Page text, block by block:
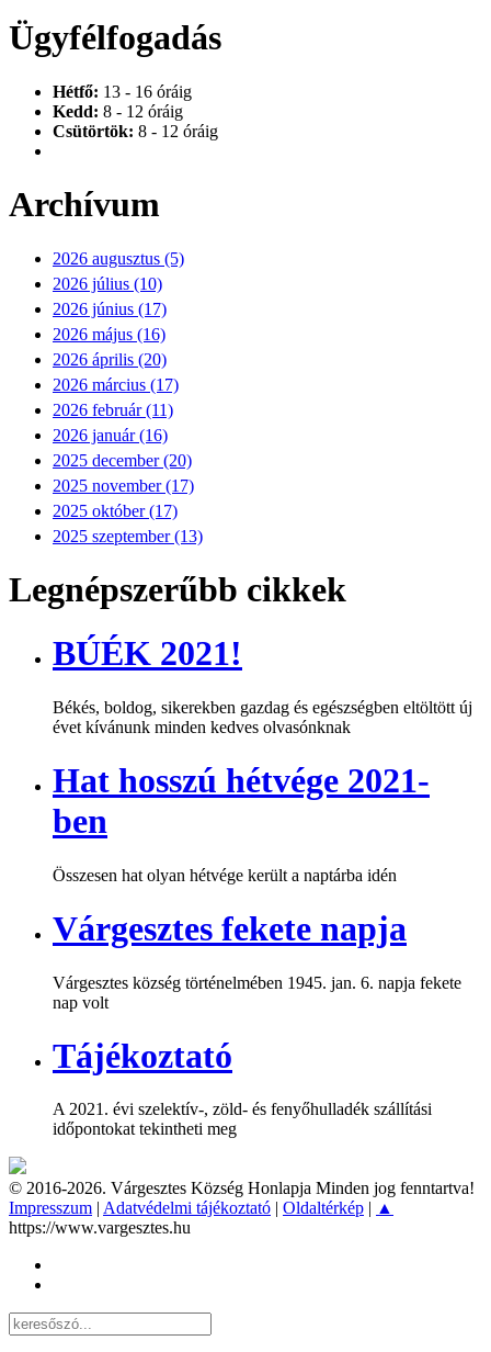
Ügyfélfogadás
Hétfő: 13 - 16 óráig
Kedd: 8 - 12 óráig
Csütörtök: 8 - 12 óráig
Archívum
2026 augusztus (5)
2026 július (10)
2026 június (17)
2026 május (16)
2026 április (20)
2026 március (17)
2026 február (11)
2026 január (16)
2025 december (20)
2025 november (17)
2025 október (17)
2025 szeptember (13)
Legnépszerűbb cikkek
BÚÉK 2021!
Békés, boldog, sikerekben gazdag és egészségben eltöltött új
évet kívánunk minden kedves olvasónknak
Hat hosszú hétvége 2021-
ben
Összesen hat olyan hétvége került a naptárba idén
Várgesztes fekete napja
Várgesztes község történelmében 1945. jan. 6. napja fekete
nap volt
Tájékoztató
A 2021. évi szelektív-, zöld- és fenyőhulladék szállítási
időpontokat tekintheti meg
© 2016-2026. Várgesztes Község Honlapja Minden jog fenntartva!
Impresszum Adatvédelmi tájékoztató Oldaltérkép
▲
https://www.vargesztes.hu